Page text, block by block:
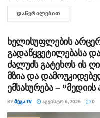
გაიტაცა. ბავშვის ცხედარი
მდინარიდან ამოასვენა.
ᲓᲐᲬᲕᲠᲘᲚᲔᲑᲘᲗ
ხელისუფლების
გადაწყვეტილებასა
ძალუძს გატეხოს ის
მზია და
ემსახურება –
BYᲛᲔᲒᲐ TV ᲐᲒᲕᲘᲡᲢᲝ 6, 2026 0